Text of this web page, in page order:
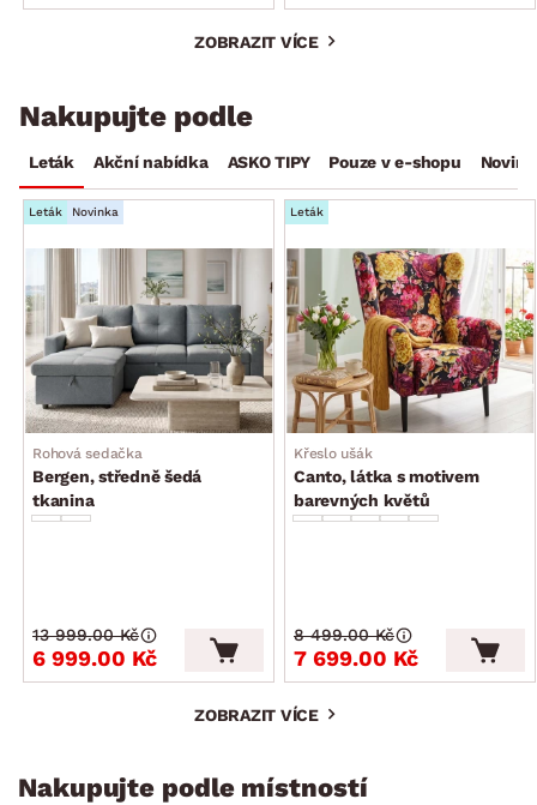
ZOBRAZIT VÍCE
Nakupujte podle
Leták Akční nabídka ASKO TIPY Pouze v e-shopu
Leták Novinka
Rohová sedačka
Bergen, středně šedá
tkanina
6 999.00 Kč
13 999.00 Kč
Leták
Křeslo ušák
Canto, látka s motivem
barevných květů
7 699.00 Kč
8 499.00 Kč
ZOBRAZIT VÍCE
Nakupujte podle místností